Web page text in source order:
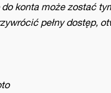
konta może zostać
pełny dostęp,